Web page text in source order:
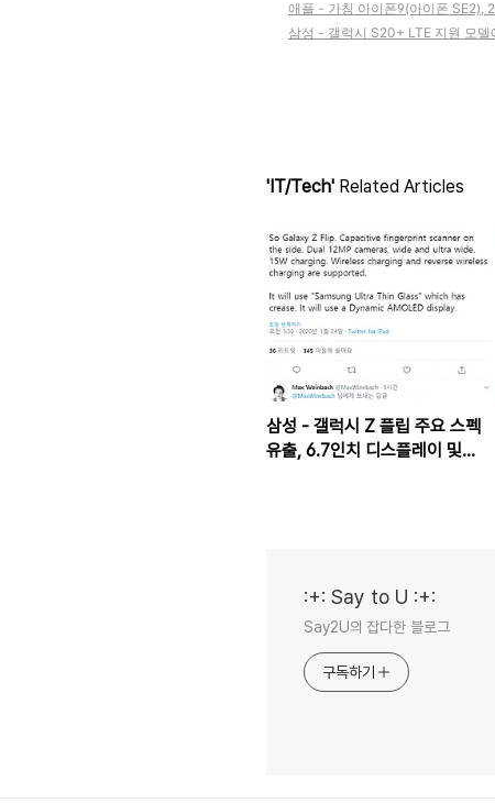
애플 - 가칭 아이폰9(아이폰 SE2),
삼성 - 갤럭시 S20+ LTE 지원 모델
'IT/Tech' Related Articles
삼성 - 갤럭시 Z 플립 주요 스펙
유출, 6.7인치 디스플레이 및
:+: Say to U :+:
Say2U의 잡다한 블로그
구독하기